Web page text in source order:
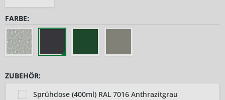
FARBE:
ZUBEHÖR:
Sprühdose (400ml) RAL 7016 Anthrazitgrau